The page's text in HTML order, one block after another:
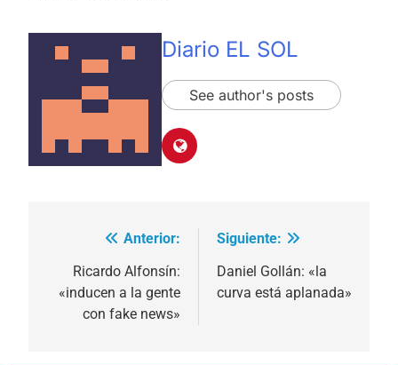
Diario EL SOL
See author's posts
Navegación
entradas
Anterior:
Ricardo Alfonsín:
«inducen a la gente
con fake news»
Siguiente:
Daniel Gollán: «la
curva está aplanada»